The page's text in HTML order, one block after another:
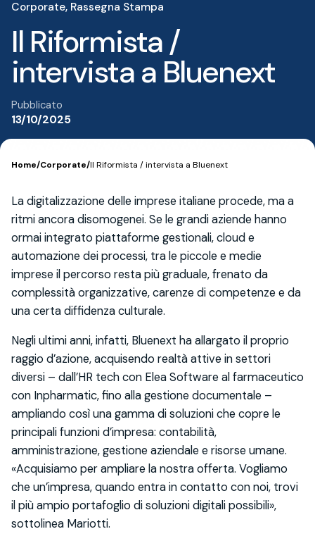
Corporate Rassegna Stampa
Il Riformista /
intervista a Bluenext
Pubblicato
13/10/2025
Home/Corporate/Il Riformista / intervista a Bluenext
La digitalizzazione delle imprese italiane procede, ma a
ritmi ancora disomogenei. Se le grandi aziende hanno
ormai integrato piattaforme gestionali, cloud e
automazione dei processi, tra le piccole e medie
imprese il percorso resta più graduale, frenato da
complessità organizzative, carenze di competenze e da
una certa diffidenza culturale.
Negli ultimi anni, infatti, Bluenext ha allargato il proprio
raggio d’azione, acquisendo realtà attive in settori
diversi – dall’HR tech con Elea Software al farmaceutico
con Inpharmatic, fino alla gestione documentale –
ampliando così una gamma di soluzioni che copre le
principali funzioni d’impresa: contabilità,
amministrazione, gestione aziendale e risorse umane.
«Acquisiamo per ampliare la nostra offerta. Vogliamo
che un’impresa, quando entra in contatto con noi, trovi
il più ampio portafoglio di soluzioni digitali possibili»,
sottolinea Mariotti.